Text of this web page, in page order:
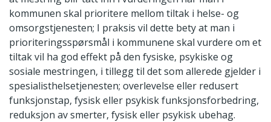
kommunen skal prioritere mellom tiltak i helse- og
omsorgstjenesten; I praksis vil dette bety at man i
prioriteringsspørsmål i kommunene skal vurdere om et
tiltak vil ha god effekt på den fysiske, psykiske og
sosiale mestringen, i tillegg til det som allerede gjelder i
spesialisthelsetjenesten; overlevelse eller redusert
funksjonstap, fysisk eller psykisk funksjonsforbedring,
reduksjon av smerter, fysisk eller psykisk ubehag.